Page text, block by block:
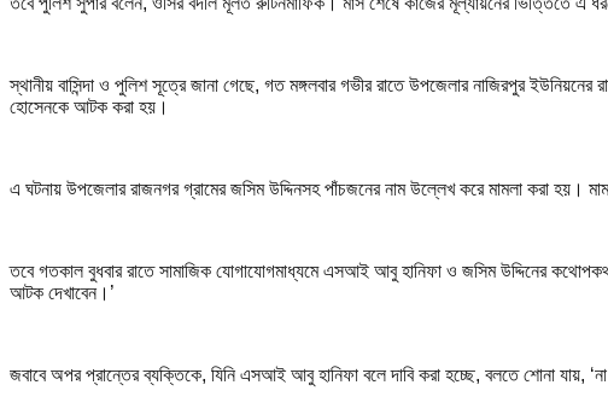
স্থানীয় বাসিন্দা ও পুলিশ সূত্রে জানা গেছে, গত মঙ্গলবার গভীর রাতে উপজেলার নাজিরপুর
হোসেনকে আটক করা হয়।
এ ঘটনায় উপজেলার রাজনগর গ্রামের জসিম উদ্দিনসহ পাঁচজনের নাম উল্লেখ করে মামলা করা হয়।
তবে গতকাল বুধবার রাতে সামাজিক যোগাযোগমাধ্যমে এসআই আবু হানিফা ও জসিম উদ্দিনের
আটক দেখাবেন।’
জবাবে অপর প্রান্তের ব্যক্তিকে, যিনি এসআই আবু হানিফা বলে দাবি করা হচ্ছে, বলতে শোনা যায়,